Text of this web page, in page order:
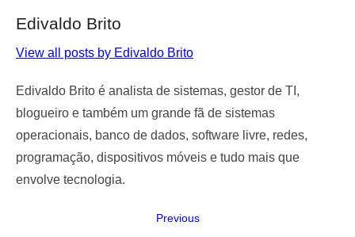
Edivaldo Brito
View all posts by Edivaldo Brito
Edivaldo Brito é analista de sistemas, gestor de TI,
blogueiro e também um grande fã de sistemas
operacionais, banco de dados, software livre, redes,
programação, dispositivos móveis e tudo mais que
envolve tecnologia.
Previous